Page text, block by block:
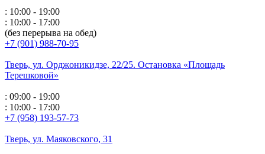
: 10:00 - 19:00
: 10:00 - 17:00
(без перерыва на обед)
+7 (901) 988-70-95
Тверь, ул. Орджоникидзе, 22/25. Остановка «Площадь
Терешковой»
: 09:00 - 19:00
: 10:00 - 17:00
+7 (958) 193-57-73
Тверь, ул. Маяковского, 31